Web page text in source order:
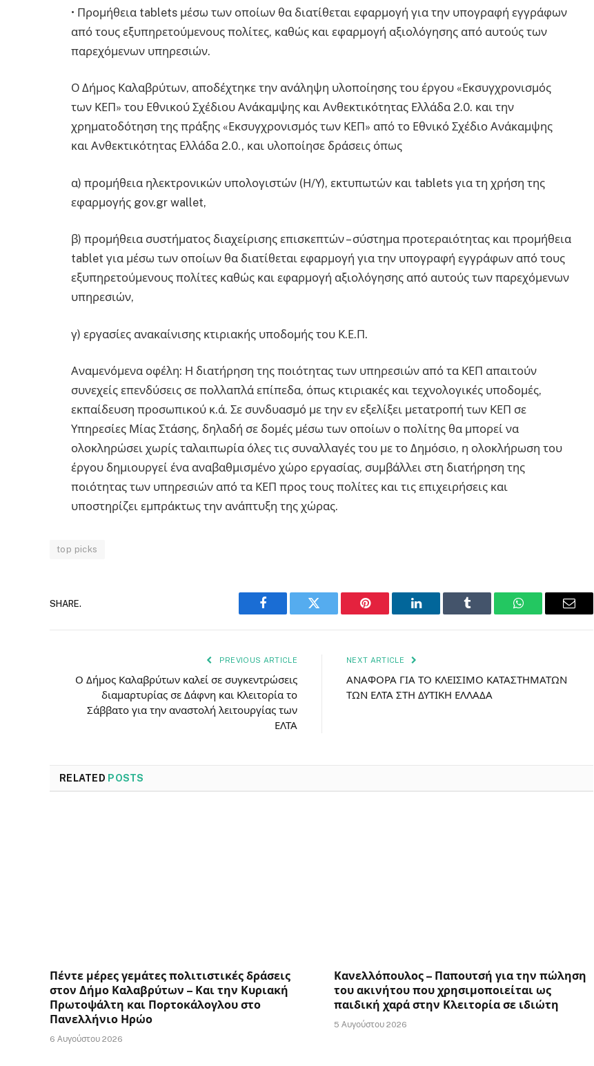
• Προμήθεια tablets μέσω των οποίων θα διατίθεται εφαρμογή για την υπογραφή εγγράφων
από τους εξυπηρετούμενους πολίτες, καθώς και εφαρμογή αξιολόγησης από αυτούς των
παρεχόμενων υπηρεσιών.
O Δήμος Καλαβρύτων, αποδέχτηκε την ανάληψη υλοποίησης του έργου «Εκσυγχρονισμός
των ΚΕΠ» του Εθνικού Σχέδιου Ανάκαμψης και Ανθεκτικότητας Ελλάδα 2.0. και την
χρηματοδότηση της πράξης «Εκσυγχρονισμός των ΚΕΠ» από το Εθνικό Σχέδιο Ανάκαμψης
και Ανθεκτικότητας Ελλάδα 2.0., και υλοποίησε δράσεις όπως
α) προμήθεια ηλεκτρονικών υπολογιστών (Η/Υ), εκτυπωτών και tablets για τη χρήση της
εφαρμογής gov.gr wallet,
β) προμήθεια συστήματος διαχείρισης επισκεπτών – σύστημα προτεραιότητας και προμήθεια
tablet για μέσω των οποίων θα διατίθεται εφαρμογή για την υπογραφή εγγράφων από τους
εξυπηρετούμενους πολίτες καθώς και εφαρμογή αξιολόγησης από αυτούς των παρεχόμενων
υπηρεσιών,
γ) εργασίες ανακαίνισης κτιριακής υποδομής του Κ.Ε.Π.
Αναμενόμενα οφέλη: Η διατήρηση της ποιότητας των υπηρεσιών από τα ΚΕΠ απαιτούν
συνεχείς επενδύσεις σε πολλαπλά επίπεδα, όπως κτιριακές και τεχνολογικές υποδομές,
εκπαίδευση προσωπικού κ.ά. Σε συνδυασμό με την εν εξελίξει μετατροπή των ΚΕΠ σε
Υπηρεσίες Μίας Στάσης, δηλαδή σε δομές μέσω των οποίων ο πολίτης θα μπορεί να
ολοκληρώσει χωρίς ταλαιπωρία όλες τις συναλλαγές του με το Δημόσιο, η ολοκλήρωση του
έργου δημιουργεί ένα αναβαθμισμένο χώρο εργασίας, συμβάλλει στη διατήρηση της
ποιότητας των υπηρεσιών από τα ΚΕΠ προς τους πολίτες και τις επιχειρήσεις και
υποστηρίζει εμπράκτως την ανάπτυξη της χώρας.
top picks
SHARE.
Facebook Twitter Pinterest LinkedIn Tumblr WhatsAppEmail
PREVIOUS ARTICLE
Ο Δήμος Καλαβρύτων καλεί σε συγκεντρώσεις
διαμαρτυρίας σε Δάφνη και Κλειτορία το
Σάββατο για την αναστολή λειτουργίας των
ΕΛΤΑ
NEXT ARTICLE
ΑΝΑΦΟΡΑ ΓΙΑ ΤΟ ΚΛΕΙΣΙΜΟ ΚΑΤΑΣΤΗΜΑΤΩΝ
ΤΩΝ ΕΛΤΑ ΣΤΗ ΔΥΤΙΚΗ ΕΛΛΑΔΑ
RELATED POSTS
Πέντε μέρες γεμάτες πολιτιστικές δράσεις
στον Δήμο Καλαβρύτων – Και την Κυριακή
Πρωτοψάλτη και Πορτοκάλογλου στο
Πανελλήνιο Ηρώο
6 Αυγούστου 2026
Κανελλόπουλος – Παπουτσή για την πώληση
του ακινήτου που χρησιμοποιείται ως
παιδική χαρά στην Κλειτορία σε ιδιώτη
5 Αυγούστου 2026